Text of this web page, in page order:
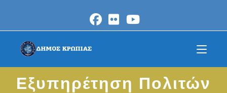
content
Εξυπηρέτηση Πολιτών